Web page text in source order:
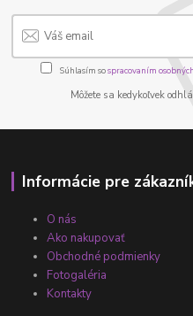
Súhlasím sospracovaním
Môžete sa kedykoľvek
Informácie pre
O nás
Ako nakupovať
Obchodné podmienky
Fotogaléria
Kontakty